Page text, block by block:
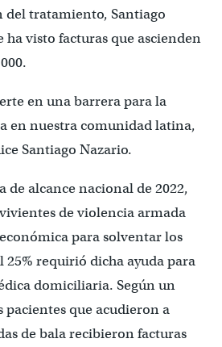
del tratamiento, Santiago
ha visto facturas que ascienden
en una barrera para la
en nuestra comunidad latina,
Santiago Nazario.
de alcance nacional de 2022,
de violencia armada
para solventar los
25% requirió dicha ayuda para
domiciliaria. Según un
pacientes que acudieron a
de bala recibieron facturas